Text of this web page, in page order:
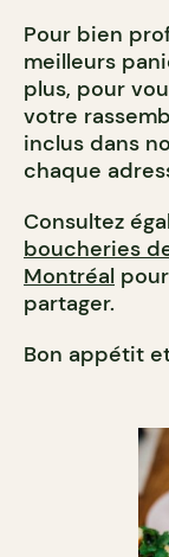
Pour bien
meilleurs
plus, pour
votre
inclus dans
chaque
Consultez
boucheries
Montréal
partager.
Bon appétit